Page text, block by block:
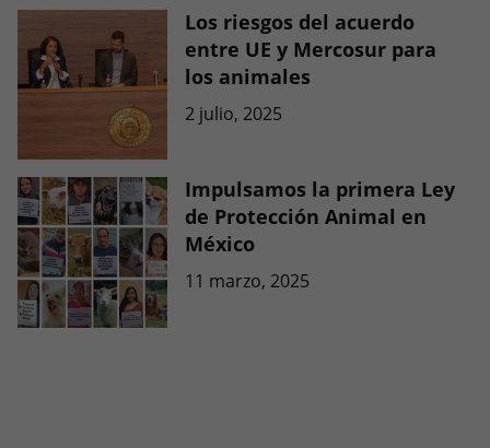
Los riesgos del acuerdo
entre UE y Mercosur para
los animales
2 julio, 2025
Impulsamos la primera Ley
de Protección Animal en
México
11 marzo, 2025